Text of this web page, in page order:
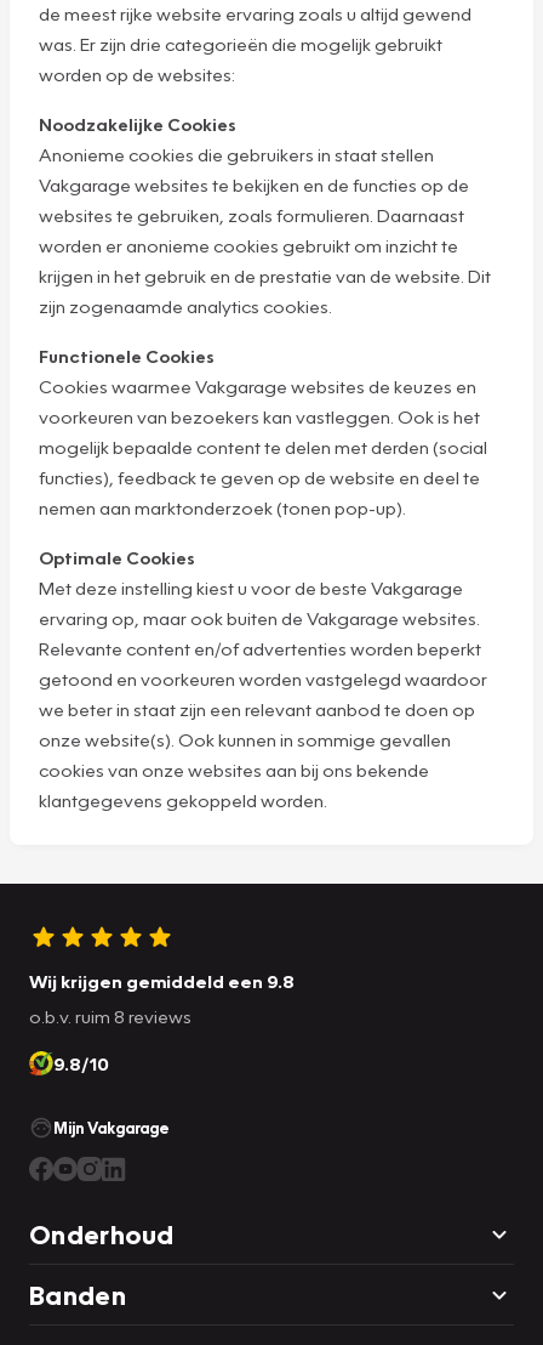
de meest rijke website ervaring zoals u altijd gewend
was. Er zijn drie categorieën die mogelijk gebruikt
worden op de websites:
Noodzakelijke Cookies
Anonieme cookies die gebruikers in staat stellen
Vakgarage websites te bekijken en de functies op de
websites te gebruiken, zoals formulieren. Daarnaast
worden er anonieme cookies gebruikt om inzicht te
krijgen in het gebruik en de prestatie van de website. Dit
zijn zogenaamde analytics cookies.
Functionele Cookies
Cookies waarmee Vakgarage websites de keuzes en
voorkeuren van bezoekers kan vastleggen. Ook is het
mogelijk bepaalde content te delen met derden (social
functies), feedback te geven op de website en deel te
nemen aan marktonderzoek (tonen pop-up).
Optimale Cookies
Met deze instelling kiest u voor de beste Vakgarage
ervaring op, maar ook buiten de Vakgarage websites.
Relevante content en/of advertenties worden beperkt
getoond en voorkeuren worden vastgelegd waardoor
we beter in staat zijn een relevant aanbod te doen op
onze website(s). Ook kunnen in sommige gevallen
cookies van onze websites aan bij ons bekende
klantgegevens gekoppeld worden.
Wij krijgen gemiddeld een 9.8
o.b.v. ruim 8 reviews
9.8/10
Mijn Vakgarage
Onderhoud
Banden